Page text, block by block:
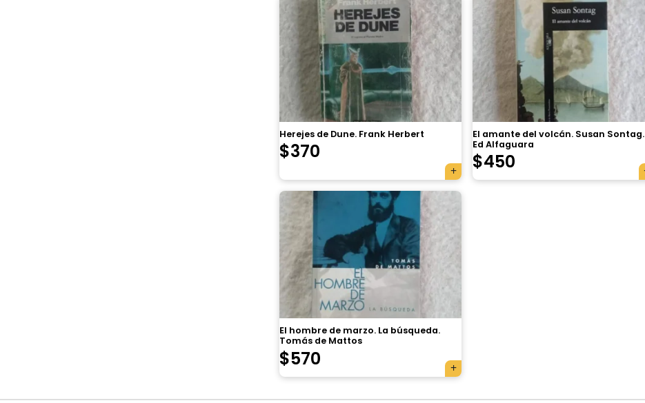
Herejes de Dune. Frank Herbert
$370
El amante del volcán. Susan Sontag.
Ed Alfaguara
$450
El hombre de marzo. La búsqueda.
Tomás de Mattos
$570